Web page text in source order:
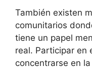
También existen
comunitarios
tiene un papel
real. Participar en
concentrarse en